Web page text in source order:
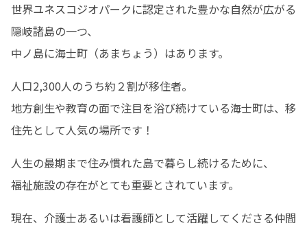
世界ユネスコジオパークに認定された豊かな自然が広がる
隠岐諸島の一つ、
中ノ島に海士町（あまちょう）はあります。
人口2,300人のうち約２割が移住者。
地方創生や教育の面で注目を浴び続けている海士町は、移
住先として人気の場所です！
人生の最期まで住み慣れた島で暮らし続けるために、
福祉施設の存在がとても重要とされています。
現在、介護士あるいは看護師として活躍してくださる仲間